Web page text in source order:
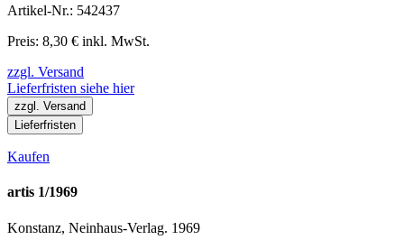
Artikel-Nr.: 542437
Preis: 8,30 € inkl. MwSt.
zzgl. Versand
Lieferfristen siehe hier
zzgl. Versand
Lieferfristen
Kaufen
artis 1/1969
Konstanz, Neinhaus-Verlag. 1969